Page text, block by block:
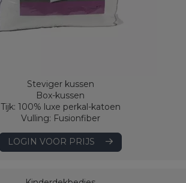
Steviger kussen
Box-kussen
Tijk: 100% luxe perkal-katoen
Vulling: Fusionfiber
LOGIN VOOR PRIJS